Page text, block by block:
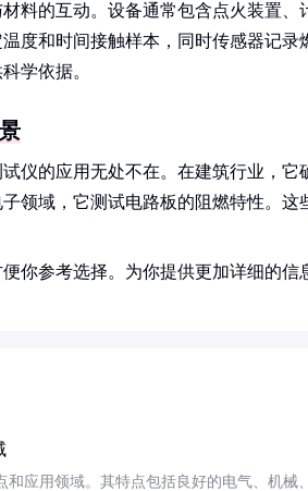
料的互动。设备通常包含点火装置
度和时间接触样本，同时传感器记
学依据。
仪的应用无处不在。在建筑行业，
领域，它测试电路板的阻燃特性。
你参考选择。为你提供更加详细的信
和应用领域。其特点包括良好的电气、机械